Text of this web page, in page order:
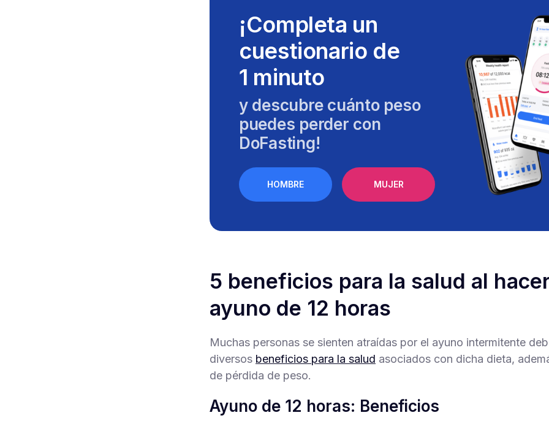
¡Completa un
cuestionario de
1 minuto
y descubre cuánto peso
puedes perder con
DoFasting!
HOMBRE MUJER
5 beneficios para la salud al
ayuno de 12 horas
Muchas personas se sienten atraídas por el ayuno intermitente
diversos beneficios para la salud asociados con dicha dieta,
de pérdida de peso.
Ayuno de 12 horas: Beneficios